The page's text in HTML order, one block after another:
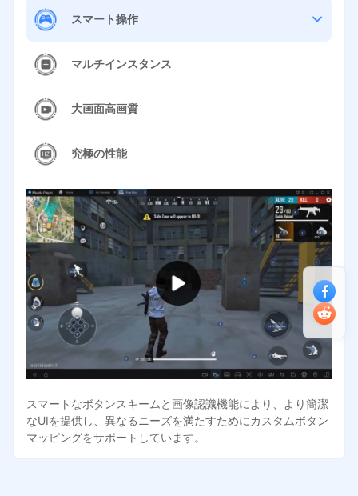
スマート操作
マルチインスタンス
大画面高画質
究極の性能
スマートなボタンスキームと画像認識機能により、より簡潔
なUIを提供し、異なるニーズを満たすためにカスタムボタン
マッピングをサポートしています。